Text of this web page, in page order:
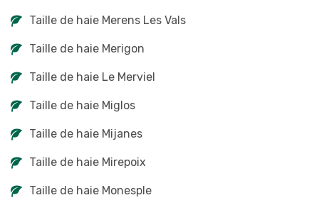
Taille de haie Merens Les Vals
Taille de haie Merigon
Taille de haie Le Merviel
Taille de haie Miglos
Taille de haie Mijanes
Taille de haie Mirepoix
Taille de haie Monesple